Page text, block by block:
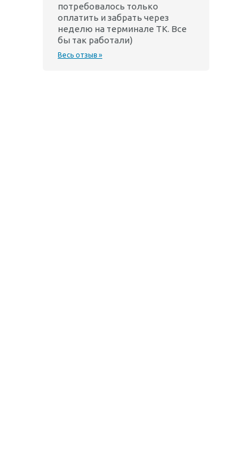
потребовалось только
оплатить и забрать через
неделю на терминале ТК. Все
бы так работали)
Весь отзыв »